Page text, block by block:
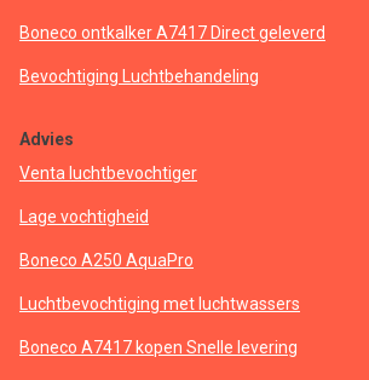
Boneco ontkalker A7417 Direct geleverd
Bevochtiging Luchtbehandeling
Advies
Venta luchtbevochtiger
Lage vochtigheid
Boneco A250 AquaPro
Luchtbevochtiging met luchtwassers
Boneco A7417 kopen Snelle levering